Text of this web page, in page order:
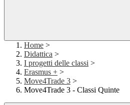
Home >
Didattica >
I progetti delle classi >
Erasmus + >
Move4Trade 3 >
Move4Trade 3 - Classi Quinte